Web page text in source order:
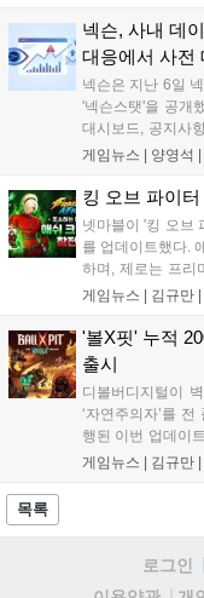
이번 업데이트를
넥슨, 사내 데
대응에서 사전
넥슨은 지난 6일
'넥슨스탯'을 공개
대시보드, 공지사
임라인에 연결해
중심의 운영 방식
게임뉴스 | 양영석 |
킹 오브 파이
넷마블이 '킹 오브
를 업데이트했다.
하며, 제로는 프리
터 14일까지 럭키
로 전략적 전투의
게임뉴스 | 김규만 |
'볼X핏' 누적
출시
디볼버디지털이
‘자연주의자’를
행된 이번 업데이
전략적 재미를 높
라고 밝혀 향후
게임뉴스 | 김규만 |
목록
로그인